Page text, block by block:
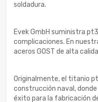
soldadura.
Evek GmbH suministra
complicaciones. En
aceros GOST de alta
Originalmente, el titanio
construcción naval,
éxito para la fabricación